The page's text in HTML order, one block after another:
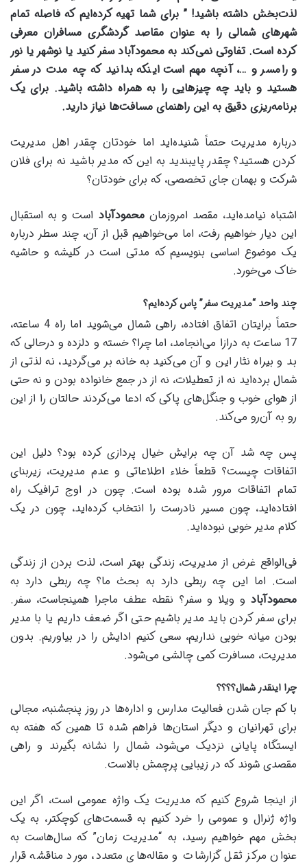
لذت‌بخش داشته باشید! ” برای شما تهیه کرده‌ایم که فاصله تمام
شهرهای شمالی را به عنوان مقاصد گردشگری مسافران معرفی
کرده است. تفاوتی نمی‌کند به محمودآباد سفر کنید یا نوشهر یا نور
و رامسر و …، آنچه مهم است اینکه بدانید که چه مدت در سفر
هستید و باید چه چیزهایی را به همراه داشته باشید. برای یک
برنامه‌ریزی دقیق به این راهنمای مسافت‌ها نیاز دارید.
درباره مدیریت حتماً شنیده‌اید اما خودتان چقدر اهل مدیریت
کردن هستید؟ چقدر پایبندید به این که مدیر باشید نه برای فلان
شرکت و بهمان جای تخصصی، که برای خودتان؟
اشتباه نیامده‌اید، مقصد امروزمانمحمودآباد است و به استقبال
این دیار خواهیم رفت، اما می‌خواهیم قبل از آن، چند سطر درباره
یک موضوع اساسی بنویسیم که مدتی است در کلیشه و حاشیه
خاک می‌خورد.
چند واحد “مدیریت سفر” پاس کرده‌ایم؟
حتماً برایتان اتفاق افتاده، راهی شمال می‌شوید اما راه 4 ساعته،
17 ساعت به درازا می‌انجامد، اما چرا؟ خسته و دلزده و درحالی که
بد و بیراه نثار این و آن می‌کنید به خانه بر می‌گردید، نه لذتی از
شمال برده‌اید نه از تعطیلات، نه از در جمع خانواده بودن و نه حتی
از هوای خوب و جنگل‌های پاکی که ادعا می‌کردند حالتان را از این
رو به آن‌رو می‌کند.
پس چه شد آن چه برایش خیال پردازی کرده بود؟ دلیل این
اتفاقات چیست؟ قطعاً خلاء اطلاعاتی و عدم مدیریت، زیربنای
تمام اتفاقات مرور شده بوده است. چون در اوج ترافیک راه
افتاده‌اید، چون مسیر نادرست را انتخاب کرده‌اید، چون در یک
کلام مدیر خوبی نبوده‌اید.
فی‌الواقع غرض از مدیریت، زندگی بهتر است، لذت بردن از زندگی
است. اما این چه ربطی دارد به بحث ما؟ چه ربطی دارد به
محمودآباد و ویلا و سفر؟ نقطه عطف ماجرا همینجاست، سفر.
برای سفر کردن باید مدیر باشیم حتی اگر ضعف داریم یا با مدیر
بودن میانه خوبی نداریم، سعی کنیم ادایش را در بیاوریم. بدون
مدیریت، مسافرت کمی چالشی می‌شود.
چرا اینقدر شمال؟؟؟؟
با کم جان شدن فعالیت مدارس و اداره‌ها در روز پنجشنبه، مجالی
برای تهرانیان و دیگر استان‌ها فراهم شده تا همین که هفته به
ایستگاه پایانی نزدیک می‌شود، شمال را نشانه بگیرند و راهی
مقصدی شوند که در زیبایی پرچمش بالاست.
از اینجا شروع کنیم که مدیریت یک واژه عمومی است، اگر این
واژه ژنرال و عمومی را خرد کنیم به قسمت‌های کوچکتر، به یک
بخش مهم خواهیم رسید، به “مدیریت زمان” که سال‌هاست به
عنوان مرکز ثقل گزارشات و مقاله‌های متعدد، مورد مناقشه قرار